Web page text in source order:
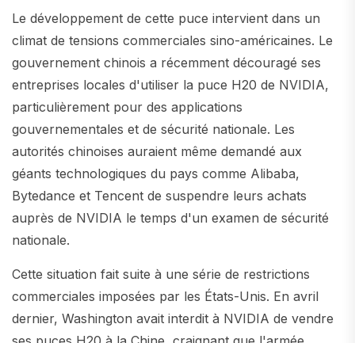
Le développement de cette puce intervient dans un
climat de tensions commerciales sino-américaines. Le
gouvernement chinois a récemment découragé ses
entreprises locales d'utiliser la puce H20 de NVIDIA,
particulièrement pour des applications
gouvernementales et de sécurité nationale. Les
autorités chinoises auraient même demandé aux
géants technologiques du pays comme Alibaba,
Bytedance et Tencent de suspendre leurs achats
auprès de NVIDIA le temps d'un examen de sécurité
nationale.
Cette situation fait suite à une série de restrictions
commerciales imposées par les États-Unis. En avril
dernier, Washington avait interdit à NVIDIA de vendre